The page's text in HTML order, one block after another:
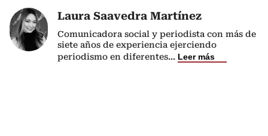
Laura Saavedra Martínez
Comunicadora social y periodista con más de
siete años de experiencia ejerciendo
periodismo en diferentes... Leer más